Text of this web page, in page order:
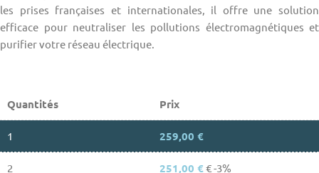
les prises françaises et internationales, il offre une solution
efficace pour neutraliser les pollutions électromagnétiques et
purifier votre réseau électrique.
Quantités Prix
1 259,00 €
2 251,00 €€ -3%